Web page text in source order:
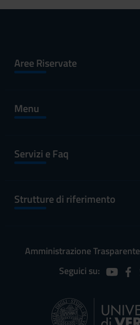
Aree Riservate
Menu
Servizi e Faq
Strutture di riferimento
Amministrazione Trasparente
Seguici su: